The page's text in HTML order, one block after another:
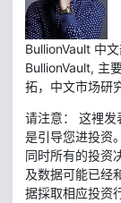
BullionVault 中
BullionVault, 主
拓，中文市场研
请注意： 这裡发
是引导您进投资
同时所有的投资
及数据可能已经
据採取相应投资